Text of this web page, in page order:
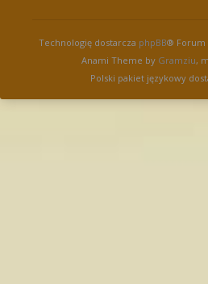
Technologię dostarcza phpBB® Forum
Anami Theme by Gramziu,
Polski pakiet językowy